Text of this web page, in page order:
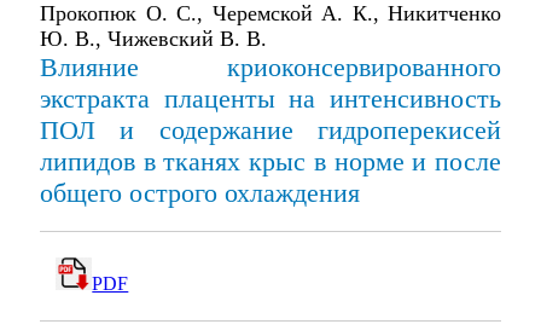
Прокопюк О. С., Черемской А. К., Никитченко
Ю. В., Чижевский В. В.
Влияние криоконсервированного
экстракта плаценты на интенсивность
ПОЛ и содержание гидроперекисей
липидов в тканях крыс в норме и после
общего острого охлаждения
PDF